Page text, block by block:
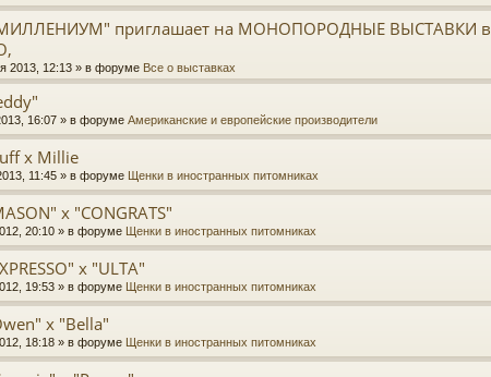
приглашает на МОНОПОРОДНЫЕ ВЫСТАВКИ в
2013, 12:13 » в форуме Все о выставках
16:07 » в форуме Американские и европейские производители
х Millie
11:45 » в форуме Щенки в иностранных питомниках
х "CONGRATS"
20:10 » в форуме Щенки в иностранных питомниках
х "ULTA"
19:53 » в форуме Щенки в иностранных питомниках
х "Bella"
18:18 » в форуме Щенки в иностранных питомниках